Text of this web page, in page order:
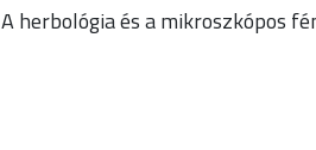
A herbológia és a mikroszkópos